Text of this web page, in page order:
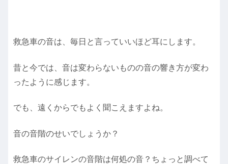
救急車の音は、毎日と言っていいほど耳にします。
昔と今では、音は変わらないものの音の響き方が変わ
ったように感じます。
でも、遠くからでもよく聞こえますよね。
音の音階のせいでしょうか？
救急車のサイレンの音階は何処の音？ちょっと調べて